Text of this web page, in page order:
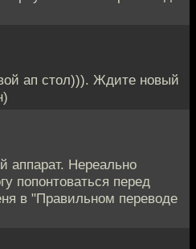
ап стол))). Ждите новый
аппарат. Нереально
попонтоваться перед
в "Правильном переводе